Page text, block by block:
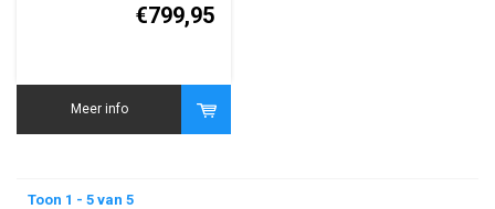
€799,95
Meer info
Toon 1 - 5 van 5